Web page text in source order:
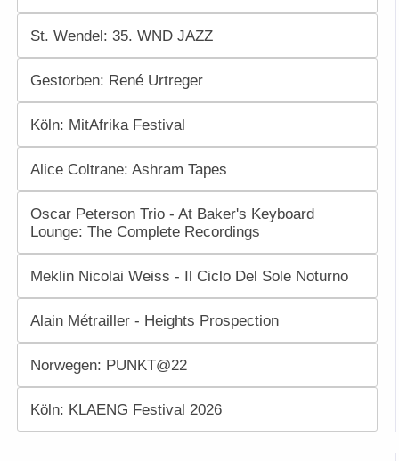
St. Wendel: 35. WND JAZZ
Gestorben: René Urtreger
Köln: MitAfrika Festival
Alice Coltrane: Ashram Tapes
Oscar Peterson Trio - At Baker's Keyboard
Lounge: The Complete Recordings
Meklin Nicolai Weiss - Il Ciclo Del Sole Noturno
Alain Métrailler - Heights Prospection
Norwegen: PUNKT@22
Köln: KLAENG Festival 2026